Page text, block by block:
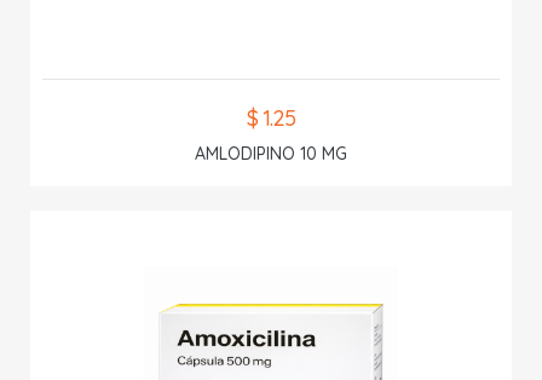
$ 1.25
AMLODIPINO 10 MG